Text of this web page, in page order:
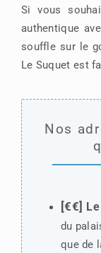
Si vous
authentique
souffle sur le
Le Suquet est
Nos
[€€]
du
que de